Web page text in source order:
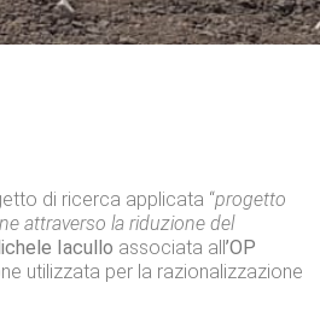
di ricerca applicata “progetto
attraverso la riduzione del
Iacullo associata all ’OP
utilizzata per la razionalizzazione